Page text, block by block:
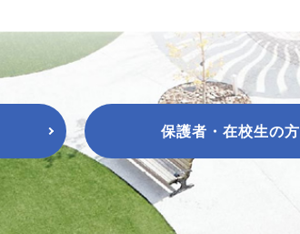
保護者・在校生の方